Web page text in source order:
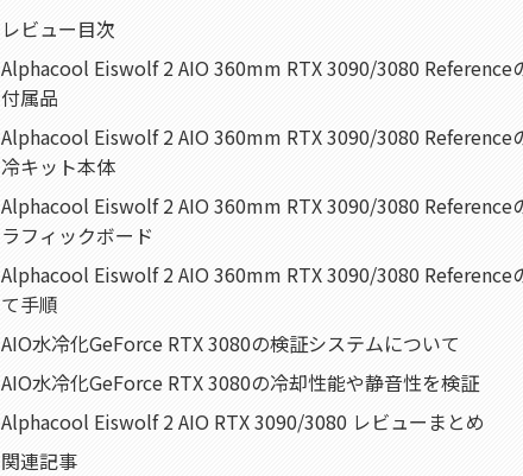
レビュー目次
Alphacool Eiswolf 2 AIO 360mm RTX 3090/3080 Reference
付属品
Alphacool Eiswolf 2 AIO 360mm RTX 3090/3080 Reference
冷キット本体
Alphacool Eiswolf 2 AIO 360mm RTX 3090/3080 Reference
ラフィックボード
Alphacool Eiswolf 2 AIO 360mm RTX 3090/3080 Reference
て手順
AIO水冷化GeForce RTX 3080の検証システムについて
AIO水冷化GeForce RTX 3080の冷却性能や静音性を検証
Alphacool Eiswolf 2 AIO RTX 3090/3080 レビューまとめ
関連記事